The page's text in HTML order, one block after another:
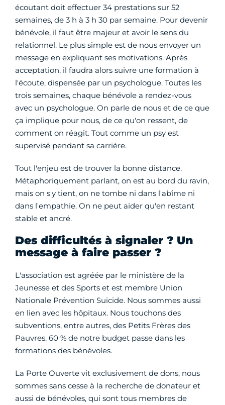
écoutant doit effectuer 34 prestations sur 52
semaines, de 3 h à 3 h 30 par semaine. Pour devenir
bénévole, il faut être majeur et avoir le sens du
relationnel. Le plus simple est de nous envoyer un
message en expliquant ses motivations. Après
acceptation, il faudra alors suivre une formation à
l'écoute, dispensée par un psychologue. Toutes les
trois semaines, chaque bénévole a rendez-vous
avec un psychologue. On parle de nous et de ce que
ça implique pour nous, de ce qu'on ressent, de
comment on réagit. Tout comme un psy est
supervisé pendant sa carrière.
Tout l'enjeu est de trouver la bonne distance.
Métaphoriquement parlant, on est au bord du ravin,
mais on s'y tient, on ne tombe ni dans l'abîme ni
dans l'empathie. On ne peut aider qu'en restant
stable et ancré.
Des difficultés à signaler ? Un
message à faire passer ?
L'association est agréée par le ministère de la
Jeunesse et des Sports et est membre Union
Nationale Prévention Suicide. Nous sommes aussi
en lien avec les hôpitaux. Nous touchons des
subventions, entre autres, des Petits Frères des
Pauvres. 60 % de notre budget passe dans les
formations des bénévoles.
La Porte Ouverte vit exclusivement de dons, nous
sommes sans cesse à la recherche de donateur et
aussi de bénévoles, qui sont tous membres de